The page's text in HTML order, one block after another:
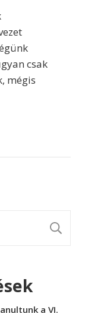
csak
mégis
a VI.